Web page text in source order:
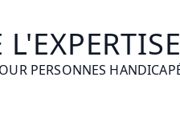
PERSONNES